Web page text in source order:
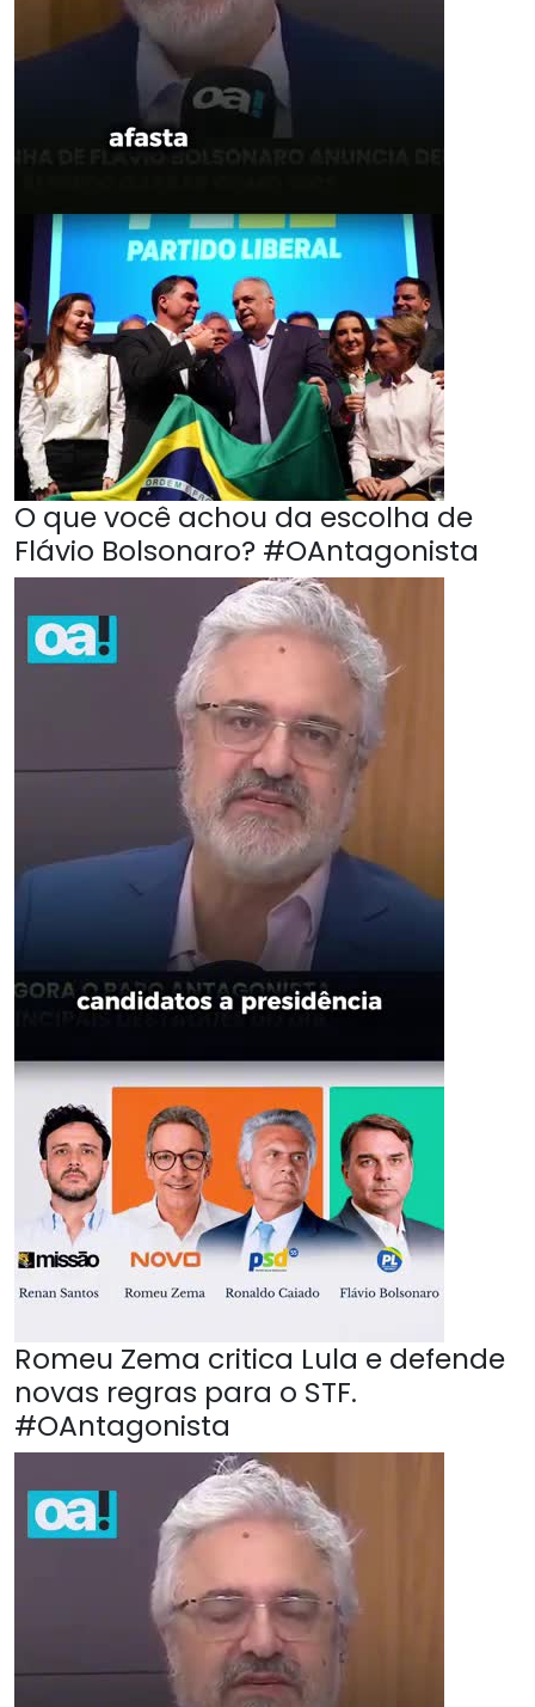
O que você achou da escolha de
Flávio Bolsonaro? #OAntagonista
Romeu Zema critica Lula e defende
novas regras para o STF.
#OAntagonista